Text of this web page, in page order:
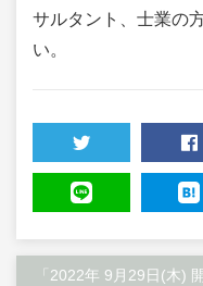
サルタント、士業の
い。
TWEET SHARE
「2022年 9月29日(木)